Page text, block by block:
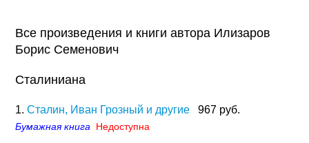
Все произведения и книги автора Илизаров
Борис Семенович
Сталиниана
1. Сталин, Иван Грозный и другие 967 руб.
Бумажная книга Недоступна